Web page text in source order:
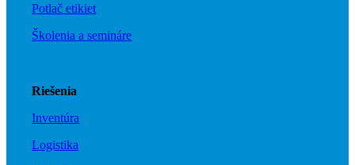
Potlač etikiet
Školenia a semináre
Riešenia
Inventúra
Logistika